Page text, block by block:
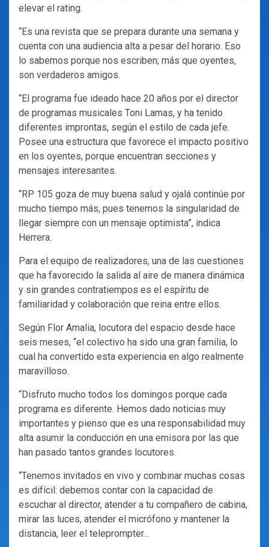
elevar el rating.
“Es una revista que se prepara durante una semana y
cuenta con una audiencia alta a pesar del horario. Eso
lo sabemos porque nos escriben; más que oyentes,
son verdaderos amigos.
“El programa fue ideado hace 20 años por el director
de programas musicales Toni Lamas, y ha tenido
diferentes improntas, según el estilo de cada jefe.
Posee una estructura que favorece el impacto positivo
en los oyentes, porque encuentran secciones y
mensajes interesantes.
“RP 105 goza de muy buena salud y ojalá continúe por
mucho tiempo más, pues tenemos la singularidad de
llegar siempre con un mensaje optimista”, indica
Herrera.
Para el equipo de realizadores, una de las cuestiones
que ha favorecido la salida al aire de manera dinámica
y sin grandes contratiempos es el espíritu de
familiaridad y colaboración que reina entre ellos.
Según Flor Amalia, locutora del espacio desde hace
seis meses, “el colectivo ha sido una gran familia, lo
cual ha convertido esta experiencia en algo realmente
maravilloso.
“Disfruto mucho todos los domingos porque cada
programa es diferente. Hemos dado noticias muy
importantes y pienso que es una responsabilidad muy
alta asumir la conducción en una emisora por las que
han pasado tantos grandes locutores.
“Tenemos invitados en vivo y combinar muchas cosas
es difícil: debemos contar con la capacidad de
escuchar al director, atender a tu compañero de cabina,
mirar las luces, atender el micrófono y mantener la
distancia, leer el teleprompter…